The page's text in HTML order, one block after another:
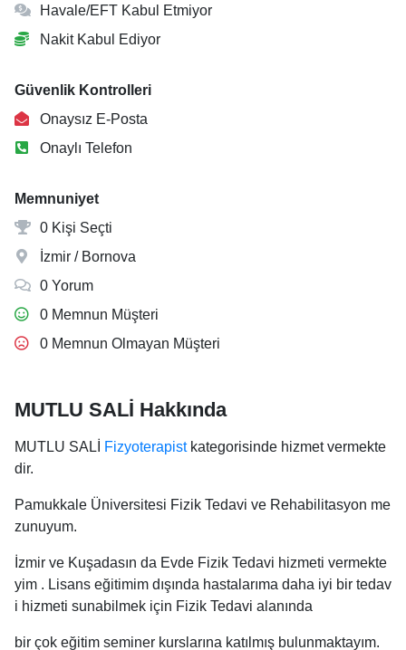
Havale/EFT Kabul Etmiyor
Nakit Kabul Ediyor
Güvenlik Kontrolleri
Onaysız E-Posta
Onaylı Telefon
Memnuniyet
0 Kişi Seçti
İzmir / Bornova
0 Yorum
0 Memnun Müşteri
0 Memnun Olmayan Müşteri
MUTLU SALİ Hakkında
MUTLU SALİ Fizyoterapistkategorisinde hizmet vermekte
dir.
Pamukkale Üniversitesi Fizik Tedavi ve Rehabilitasyon me
zunuyum.
İzmir ve Kuşadasın da Evde Fizik Tedavi hizmeti vermekte
yim . Lisans eğitimim dışında hastalarıma daha iyi bir tedav
i hizmeti sunabilmek için Fizik Tedavi alanında
bir çok eğitim seminer kurslarına katılmış bulunmaktayım.